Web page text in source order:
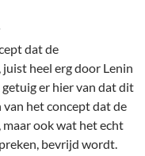
dat de
heel erg door Lenin
getuig er hier van dat dit
het concept dat de
maar ook wat het echt
bevrijd wordt.